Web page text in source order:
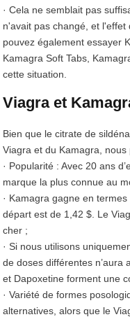
· Cela ne semblait pas
n'avait pas changé, et
pouvez également essayer
Kamagra Soft Tabs,
cette situation.
Viagra et
Bien que le citrate de
Viagra et du Kamagra,
· Popularité : Avec 20 ans
marque la plus connue au
· Kamagra gagne en
départ est de 1,42 $. Le
cher ;
· Si nous utilisons
de doses différentes n’aura
et Dapoxetine forment une
· Variété de formes
alternatives, alors que le